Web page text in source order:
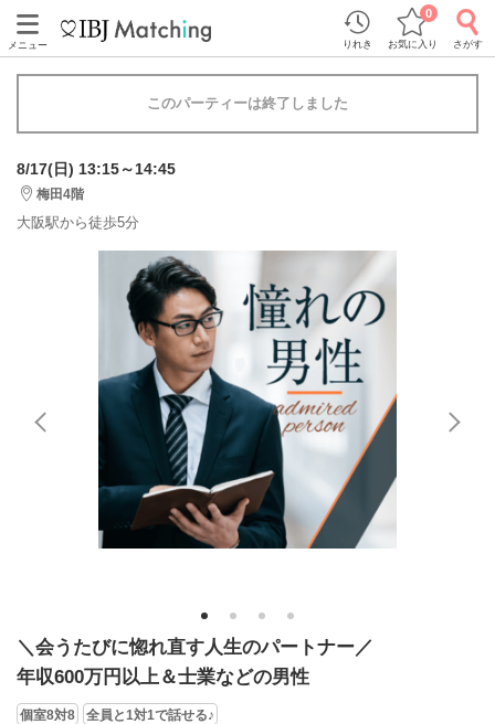
メニュー りれき お気に入り
0
さがす
このパーティーは終了しました
8/17(日) 13:15～14:45
梅田4階
大阪駅から徒歩5分
1 2 3 4
＼会うたびに惚れ直す人生のパートナー／
年収600万円以上＆士業などの男性
個室8対8 全員と1対1で話せる♪